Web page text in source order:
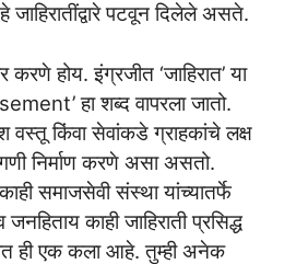
पटवून दिलेले असते.
करणे होय. इंग्रजीत ‘जाहिरात’ या
हा शब्द वापरला जातो.
वस्तू किंवा सेवांकडे ग्राहकांचे लक्ष
निर्माण करणे असा असतो.
समाजसेवी संस्था यांच्यातर्फे
काही जाहिराती प्रसिद्ध
ही एक कला आहे. तुम्ही अनेक